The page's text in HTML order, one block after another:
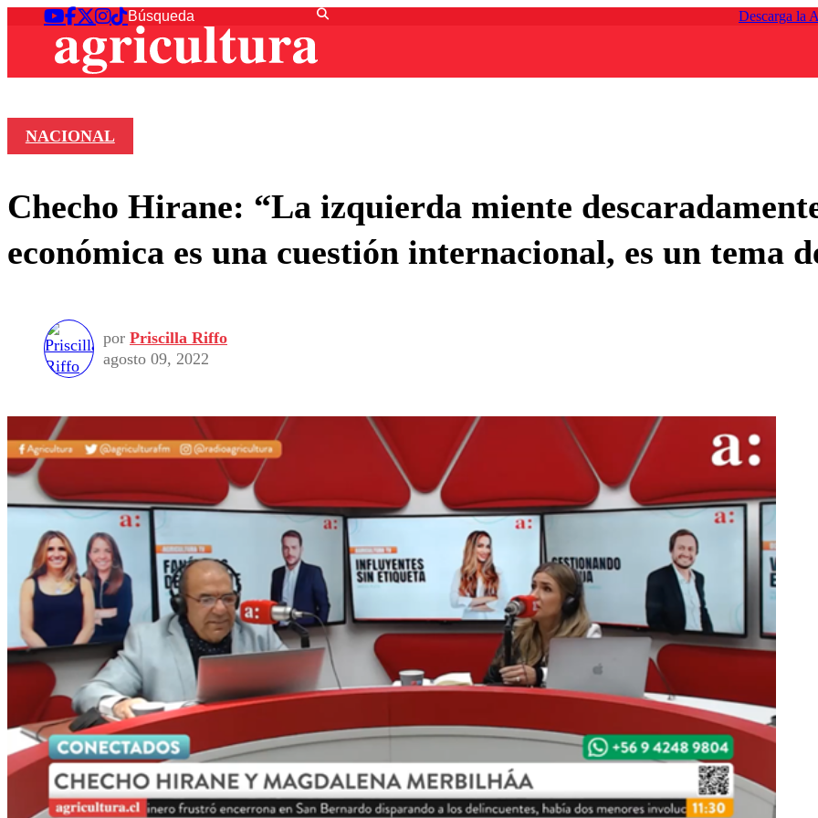
Descarga la
NACIONAL
Checho Hirane: “La izquierda miente
económica es una cuestión internacional, es un tema
por Priscilla Riffo
agosto 09, 2022